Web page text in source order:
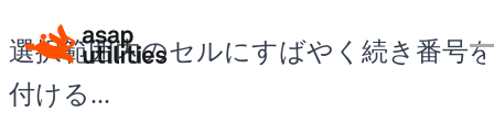
選択範囲内のセルにすばやく続き番号
付ける...